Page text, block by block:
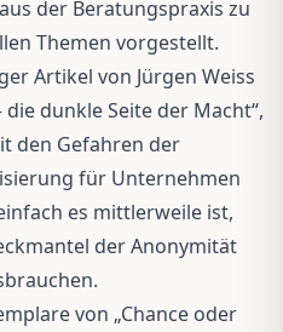
der Beratungspraxis zu
Themen vorgestellt.
Artikel von Jürgen Weiss
dunkle Seite der Macht“,
den Gefahren der
für Unternehmen
es mittlerweile ist,
der Anonymität
von „Chance oder